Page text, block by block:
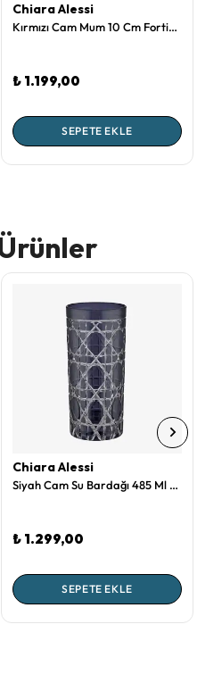
Chiara Alessi
Kırmızı Cam Mum 10 Cm Fortino Collection by Chiara Alessi
₺ 1.199,00
SEPETE EKLE
Chiara Alessi
Siyah Cam Su Bardağı 485 Ml Gloria Collection by Chiara Alessi
₺ 1.299,00
SEPETE EKLE